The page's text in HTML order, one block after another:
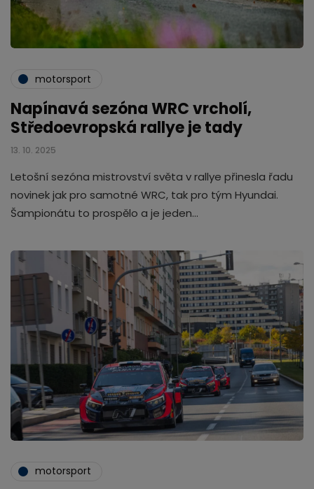
motorsport
Napínavá sezóna WRC vrcholí,
Středoevropská rallye je tady
13. 10. 2025
Letošní sezóna mistrovství světa v rallye přinesla řadu
novinek jak pro samotné WRC, tak pro tým Hyundai.
Šampionátu to prospělo a je jeden…
motorsport